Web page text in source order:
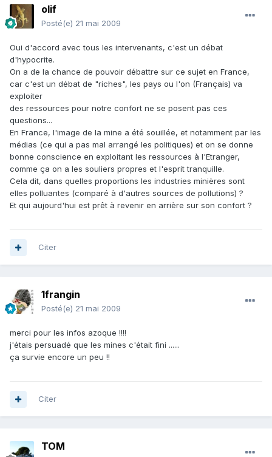
olif
Posté(e) 21 mai 2009
Oui d'accord avec tous les intervenants, c'est un débat
d'hypocrite.
On a de la chance de pouvoir débattre sur ce sujet en France,
car c'est un débat de "riches", les pays ou l'on (Français) va
exploiter
des ressources pour notre confort ne se posent pas ces
questions...
En France, l'image de la mine a été souillée, et notamment par les
médias (ce qui a pas mal arrangé les politiques) et on se donne
bonne conscience en exploitant les ressources à l'Etranger,
comme ça on a les souliers propres et l'esprit tranquille.
Cela dit, dans quelles proportions les industries minières sont
elles polluantes (comparé à d'autres sources de pollutions) ?
Et qui aujourd'hui est prêt à revenir en arrière sur son confort ?
Citer
1frangin
Posté(e) 21 mai 2009
merci pour les infos azoque !!!!
j'étais persuadé que les mines c'était fini ......
ça survie encore un peu !!
Citer
TOM